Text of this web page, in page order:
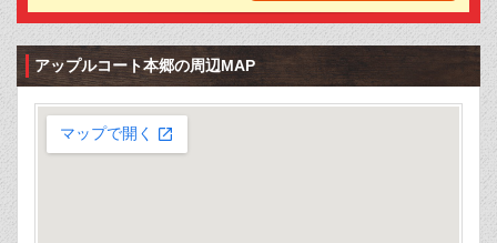
アップルコート本郷の周辺MAP